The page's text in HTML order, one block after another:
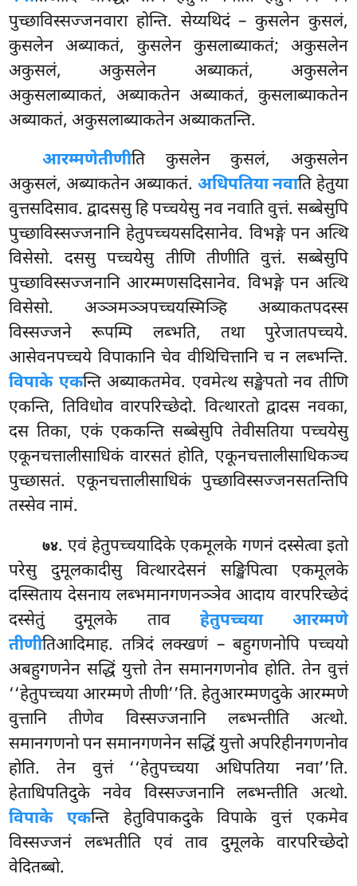
पुच्छाविस्सज्जनवारा होन्ति. सेय्यथिदं – कुसलेन कुसलं,
कुसलेन अब्याकतं, कुसलेन कुसलाब्याकतं; अकुसलेन
अकुसलं, अकुसलेन अब्याकतं, अकुसलेन
अकुसलाब्याकतं, अब्याकतेन अब्याकतं, कुसलाब्याकतेन
अब्याकतं, अकुसलाब्याकतेन अब्याकतन्ति.
आरम्मणेतीणीति कुसलेन कुसलं, अकुसलेन
अकुसलं, अब्याकतेन अब्याकतं. अधिपतिया नवाति हेतुया
वुत्तसदिसाव. द्वादससु हि पच्चयेसु नव नवाति वुत्तं. सब्बेसुपि
पुच्छाविस्सज्जनानि हेतुपच्चयसदिसानेव. विभङ्गे पन अत्थि
विसेसो. दससु पच्चयेसु तीणि तीणीति वुत्तं. सब्बेसुपि
पुच्छाविस्सज्जनानि आरम्मणसदिसानेव. विभङ्गे पन अत्थि
विसेसो. अञ्ञमञ्ञपच्चयस्मिञ्हि अब्याकतपदस्स
विस्सज्जने रूपम्पि लब्भति, तथा पुरेजातपच्चये.
आसेवनपच्चये विपाकानि चेव वीथिचित्तानि च न लब्भन्ति.
विपाके एकन्ति अब्याकतमेव. एवमेत्थ सङ्खेपतो नव तीणि
एकन्ति, तिविधोव वारपरिच्छेदो. वित्थारतो द्वादस नवका,
दस तिका, एकं एककन्ति सब्बेसुपि तेवीसतिया पच्चयेसु
एकूनचत्तालीसाधिकं वारसतं होति, एकूनचत्तालीसाधिकञ्च
पुच्छासतं. एकूनचत्तालीसाधिकं पुच्छाविस्सज्जनसतन्तिपि
तस्सेव नामं.
७४. एवं हेतुपच्चयादिके एकमूलके गणनं दस्सेत्वा इतो
परेसु दुमूलकादीसु वित्थारदेसनं सङ्खिपित्वा एकमूलके
दस्सिताय देसनाय लब्भमानगणनञ्ञेव आदाय वारपरिच्छेदं
दस्सेतुं दुमूलके ताव हेतुपच्चया आरम्मणे
तीणीतिआदिमाह. तत्रिदं लक्खणं – बहुगणनोपि पच्चयो
अबहुगणनेन सद्धिं युत्तो तेन समानगणनोव होति. तेन वुत्तं
‘‘हेतुपच्चया आरम्मणे तीणी’’ति. हेतुआरम्मणदुके आरम्मणे
वुत्तानि तीणेव विस्सज्जनानि लब्भन्तीति अत्थो.
समानगणनो पन समानगणनेन सद्धिं युत्तो अपरिहीनगणनोव
होति. तेन वुत्तं ‘‘हेतुपच्चया अधिपतिया नवा’’ति.
हेताधिपतिदुके नवेव विस्सज्जनानि लब्भन्तीति अत्थो.
विपाके एकन्ति हेतुविपाकदुके विपाके वुत्तं एकमेव
विस्सज्जनं लब्भतीति एवं ताव दुमूलके वारपरिच्छेदो
वेदितब्बो.